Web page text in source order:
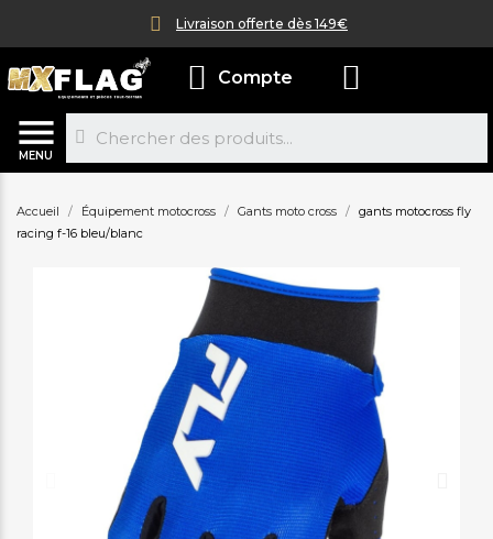
Livraison offerte dès 149€
MENU
Compte
Accueil Équipement motocross Gants moto cross
gants motocross fly
racing f-16 bleu/blanc